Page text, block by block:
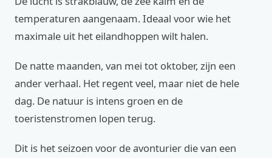
temperaturen aangenaam. Ideaal voor wie het
maximale uit het eilandhoppen wilt halen.
De natte maanden, van mei tot oktober, zijn een
ander verhaal. Het regent veel, maar niet de hele
dag. De natuur is intens groen en de
toeristenstromen lopen terug.
Dit is het seizoen voor de avonturier die van een